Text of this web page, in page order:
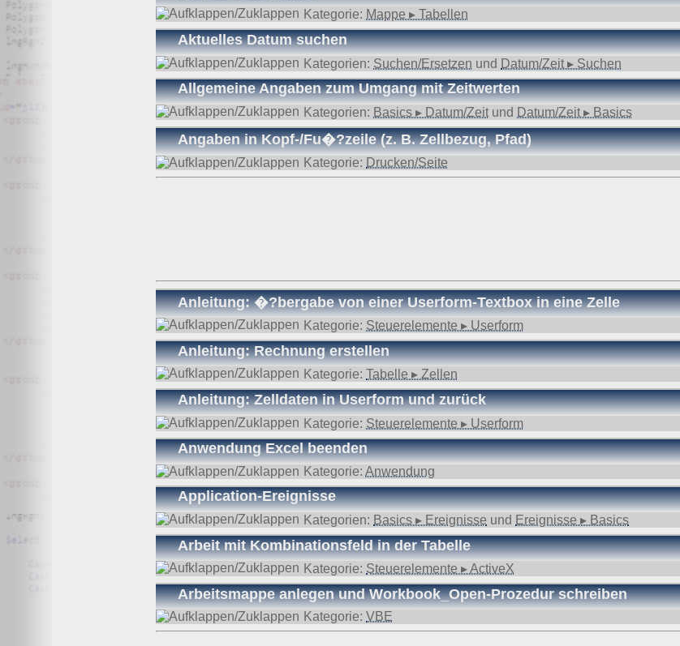
Kategorie: Mappe ▸ Tabellen
Aktuelles Datum suchen
Kategorien: Suchen/Ersetzen und Datum/Zeit ▸ Suchen
Allgemeine Angaben zum Umgang mit Zeitwerten
Kategorien: Basics ▸ Datum/Zeit und Datum/Zeit ▸ Basics
Angaben in Kopf-/Fu�?zeile (z. B. Zellbezug, Pfad)
Kategorie: Drucken/Seite
Anleitung: �?bergabe von einer Userform-Textbox in eine Zelle
Kategorie: Steuerelemente ▸ Userform
Anleitung: Rechnung erstellen
Kategorie: Tabelle ▸ Zellen
Anleitung: Zelldaten in Userform und zurück
Kategorie: Steuerelemente ▸ Userform
Anwendung Excel beenden
Kategorie: Anwendung
Application-Ereignisse
Kategorien: Basics ▸ Ereignisse und Ereignisse ▸ Basics
Arbeit mit Kombinationsfeld in der Tabelle
Kategorie: Steuerelemente ▸ ActiveX
Arbeitsmappe anlegen und Workbook_Open-Prozedur schreiben
Kategorie: VBE